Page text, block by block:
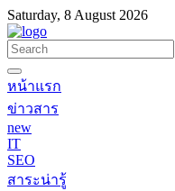
Saturday, 8 August 2026
หน้าแรก
ข่าวสาร
new
IT
SEO
สาระน่ารู้